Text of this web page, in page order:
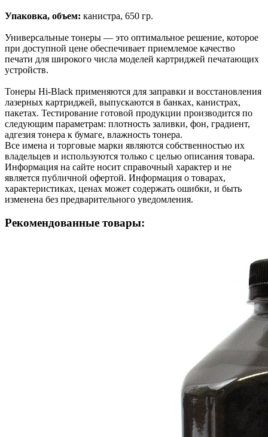
Упаковка, объем: канистра, 650 гр.
Универсальные тонеры — это оптимальное решение, которое
при доступной цене обеспечивает приемлемое качество
печати для широкого числа моделей картриджей печатающих
устройств.
Тонеры Hi-Black применяются для заправки и восстановления
лазерных картриджей, выпускаются в банках, канистрах,
пакетах. Тестирование готовой продукции производится по
следующим параметрам: плотность заливки, фон, градиент,
адгезия тонера к бумаге, влажность тонера.
Все имена и торговые марки являются собственностью их
владельцев и используются только с целью описания товара.
Информация на сайте носит справочный характер и не
является публичной офертой. Информация о товарах,
характеристиках, ценах может содержать ошибки, и быть
изменена без предварительного уведомления.
Рекомендованные товары: